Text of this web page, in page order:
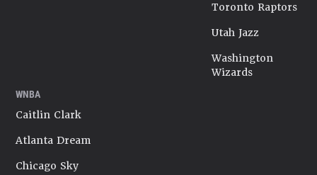
Toronto Raptors
Utah Jazz
Washington
Wizards
WNBA
Caitlin Clark
Atlanta Dream
Chicago Sky